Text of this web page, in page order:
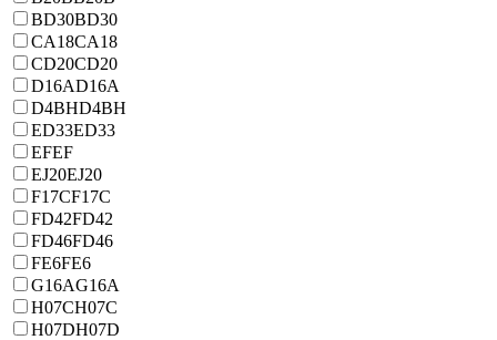
BD30BD30
CA18CA18
CD20CD20
D16AD16A
D4BHD4BH
ED33ED33
EFEF
EJ20EJ20
F17CF17C
FD42FD42
FD46FD46
FE6FE6
G16AG16A
H07CH07C
H07DH07D